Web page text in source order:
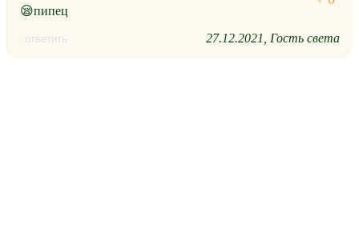
😪пипец
ответить 27.12.2021 Гость света